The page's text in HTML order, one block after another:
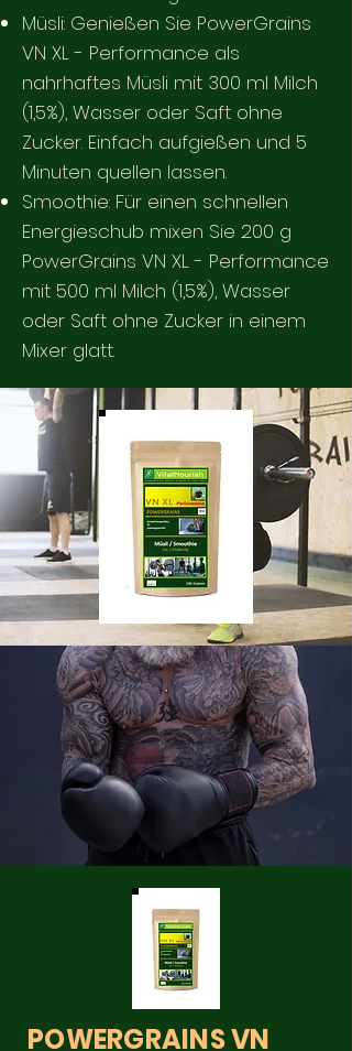
Müsli: Genießen Sie PowerGrains
VN XL - Performance als
nahrhaftes Müsli mit 300 ml Milch
(1,5%), Wasser oder Saft ohne
Zucker. Einfach aufgießen und 5
Minuten quellen lassen.
Smoothie: Für einen schnellen
Energieschub mixen Sie 200 g
PowerGrains VN XL - Performance
mit 500 ml Milch (1,5%), Wasser
oder Saft ohne Zucker in einem
Mixer glatt.
POWERGRAINS VN